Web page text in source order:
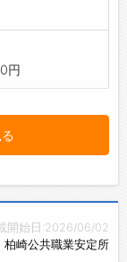
円
開始日:2026/06/02
柏崎公共職業安定所